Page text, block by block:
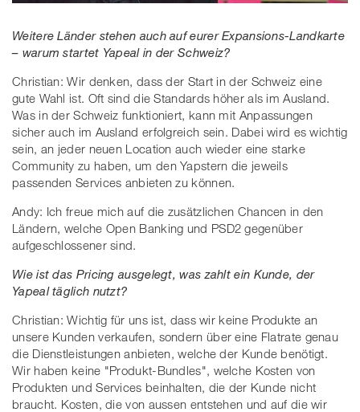
Weitere Länder stehen auch auf eurer Expansions-Landkarte
– warum startet Yapeal in der Schweiz?
Christian: Wir denken, dass der Start in der Schweiz eine
gute Wahl ist. Oft sind die Standards höher als im Ausland.
Was in der Schweiz funktioniert, kann mit Anpassungen
sicher auch im Ausland erfolgreich sein. Dabei wird es wichtig
sein, an jeder neuen Location auch wieder eine starke
Community zu haben, um den Yapstern die jeweils
passenden Services anbieten zu können.
Andy: Ich freue mich auf die zusätzlichen Chancen in den
Ländern, welche Open Banking und PSD2 gegenüber
aufgeschlossener sind.
Wie ist das Pricing ausgelegt, was zahlt ein Kunde, der
Yapeal täglich nutzt?
Christian: Wichtig für uns ist, dass wir keine Produkte an
unsere Kunden verkaufen, sondern über eine Flatrate genau
die Dienstleistungen anbieten, welche der Kunde benötigt.
Wir haben keine "Produkt-Bundles", welche Kosten von
Produkten und Services beinhalten, die der Kunde nicht
braucht. Kosten, die von aussen entstehen und auf die wir